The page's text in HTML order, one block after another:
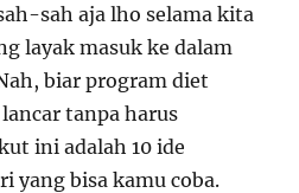
sah aja lho selama kita
layak masuk ke dalam
biar program diet
tanpa harus
ini adalah 10 ide
yang bisa kamu coba.